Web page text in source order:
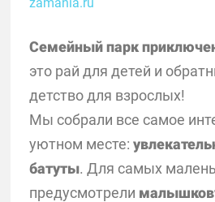
Семейный парк
это рай для детей и
детство для взрослых!
Мы собрали все самое
уютном месте:
батуты. Для самых
предусмотрели